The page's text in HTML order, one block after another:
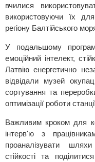
вчилися
використовуючи їх
регіону Балтійського
У подальшому
емоційний інтелект,
Латвію енергетично
відвідали музей
сортування та
оптимізації роботи
Важливим кроком для
інтерв'ю з
проаналізувати
стійкості та